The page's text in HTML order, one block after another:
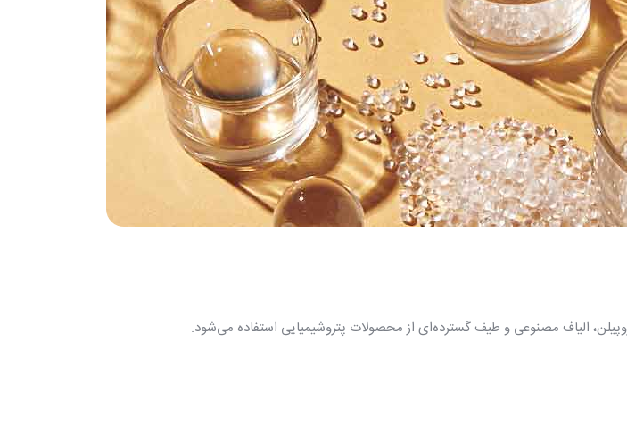
الیاف مصنوعی و طیف گسترده‌ای از محصولات پتروشیمیایی استفاده می‌شود.